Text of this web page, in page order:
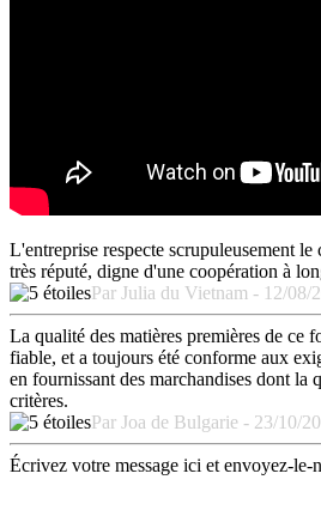
L'entreprise respecte scrupuleusement
très réputé, digne d'une coopération à
Par Julia du Vietnam - 12/08/
La qualité des matières premières de ce
fiable, et a toujours été conforme aux
en fournissant des marchandises dont la
critères.
Par Joa de Bulgarie - 23/10/
Écrivez votre message ici et envoyez-le-